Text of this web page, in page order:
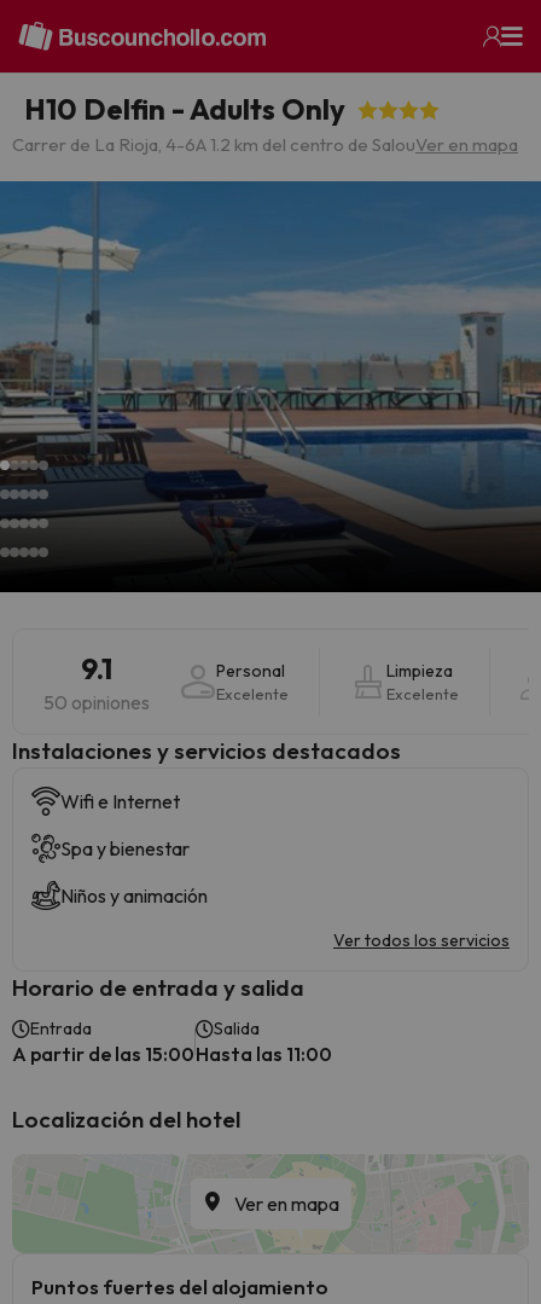
H10 Delfin - Adults Only
Carrer de La Rioja, 4-6A 1.2 km del centro de SalouVer en mapa
9.1
50 opiniones
Personal
Excelente
Limpieza
Excelente
Instalaciones y servicios destacados
Wifi e Internet
Spa y bienestar
Niños y animación
Ver todos los servicios
Horario de entrada y salida
Entrada
A partir de las 15:00
Salida
Hasta las 11:00
Localización del hotel
Ver en mapa
Puntos fuertes del alojamiento